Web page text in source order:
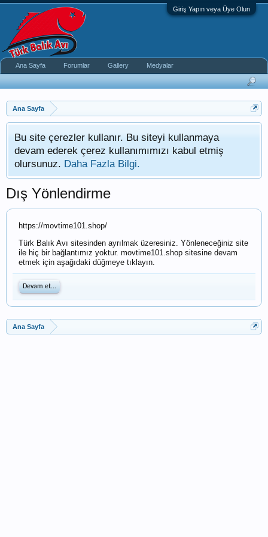
Giriş Yapın veya Üye Olun
Ana Sayfa
Bu site çerezler kullanır. Bu siteyi kullanmaya
devam ederek çerez kullanımımızı kabul etmiş
olursunuz. Daha Fazla Bilgi.
Dış Yönlendirme
https://movtime101.shop/
Türk Balık Avı sitesinden ayrılmak üzeresiniz. Yönleneceğiniz site
ile hiç bir bağlantımız yoktur. movtime101.shop sitesine devam
etmek için aşağıdaki düğmeye tıklayın.
Devam et...
Ana Sayfa
Ana Sayfa Forumlar Gallery Medyalar